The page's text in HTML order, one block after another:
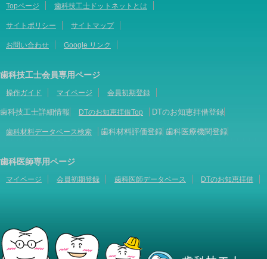
Topページ 歯科技工士ドットネットとは
サイトポリシー サイトマップ
お問い合わせ Google リンク
歯科技工士会員専用ページ
操作ガイド マイページ 会員初期登録
歯科技工士詳細情報 DTのお知恵拝借Top DTのお知恵拝借登録
歯科材料データベース検索 歯科材料評価登録 歯科医療機関登録
歯科医師専用ページ
マイページ 会員初期登録 歯科医師データベース DTのお知恵拝借